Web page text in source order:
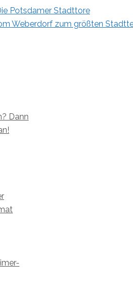
Potsdamer Stadttore
Weberdorf zum größten
Dann